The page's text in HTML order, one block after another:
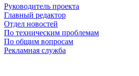
Руководитель проекта
Главный редактор
Отдел новостей
По техническим проблемам
По общим вопросам
Рекламная служба